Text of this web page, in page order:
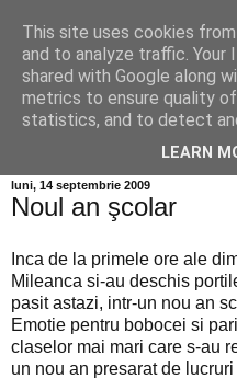
Info
BINE AȚI VENIT! *Jurnal
Duminică 09 August, 2026
luni, 14 septembrie 2009
Noul an şcolar
Inca de la primele ore ale
Mileanca si-au deschis
pasit astazi, intr-un nou an
Emotie pentru bobocei si
claselor mai mari care s-au
un nou an presarat de
This site uses cookies
and to analyze traffic. Your
shared with Google along
metrics to ensure quality
statistics, and to detect
LEARN